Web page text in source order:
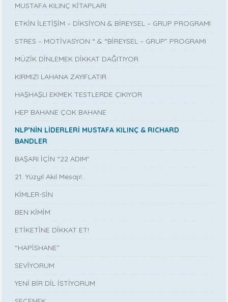
MUSTAFA KILINÇ KİTAPLARI
ETKİN İLETİŞİM – DİKSİYON & BİREYSEL – GRUP PROGRAMI
STRES – MOTİVASYON “ & “BİREYSEL – GRUP” PROGRAMI
MÜZİK DİNLEMEK DİKKAT DAĞITIYOR
KIRMIZI LAHANA ZAYIFLATIR
HAŞHAŞLI EKMEK TESTLERDE ÇIKIYOR
HEP BAHANE ÇOK BAHANE
NLP’NİN LİDERLERİ MUSTAFA KILINÇ & RICHARD
BANDLER
BAŞARI İÇİN “22 ADIM”
21. Yüzyıl Akıl Mesajı!..
KİMLER-SİN
BEN KİMİM
ETİKETİNE DİKKAT ET!
“HAPİSHANE”
SEVİYORUM
YENİ BİR DİL İSTİYORUM